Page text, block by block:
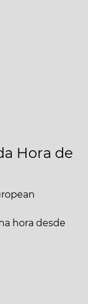
Hora de
hora desde